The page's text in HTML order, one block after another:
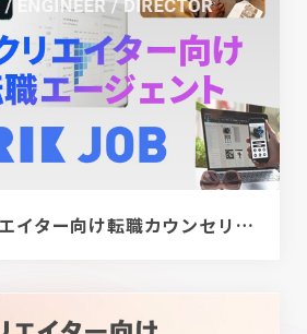
[PR]経験者クリエイター向け転職カウンセリング｜デザイナー / ディレクター / エンジニア